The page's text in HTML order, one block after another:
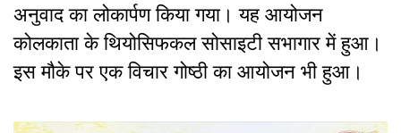
अनुवाद का लोकार्पण किया गया। यह आयोजन
कोलकाता के थियोसिफकल सोसाइटी सभागार में हुआ।
इस मौके पर एक विचार गोष्ठी का आयोजन भी हुआ।